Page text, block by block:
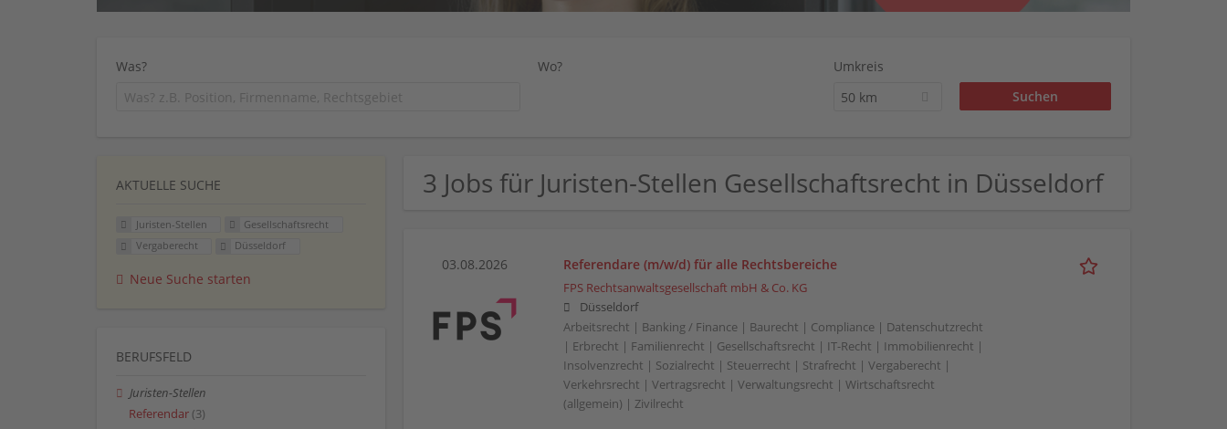
Was? Wo?
Umkreis
50 km
3 Jobs für Juristen-Stellen Gesellschaftsrecht in Düsseldorf
03.08.2026 Referendare (m/w/d) für alle Rechtsbereiche
FPS Rechtsanwaltsgesellschaft mbH & Co. KG
Düsseldorf
Arbeitsrecht | Banking / Finance | Baurecht | Compliance | Datenschutzrecht
| Erbrecht | Familienrecht | Gesellschaftsrecht | IT-Recht | Immobilienrecht |
Insolvenzrecht | Sozialrecht | Steuerrecht | Strafrecht | Vergaberecht |
Verkehrsrecht | Vertragsrecht | Verwaltungsrecht | Wirtschaftsrecht
(allgemein) | Zivilrecht
AKTUELLE SUCHE
Juristen-Stellen
Gesellschaftsrecht
Vergaberecht
Düsseldorf
Neue Suche starten
BERUFSFELD
Juristen-Stellen
Referendar (3)